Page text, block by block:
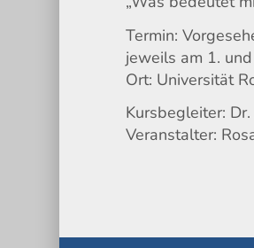
Termin:
jeweils am 1.
Ort: Universität
Kursbegleiter:
Veranstalter: